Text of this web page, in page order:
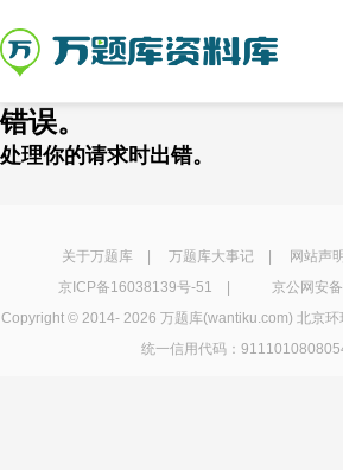
错误。
处理你的请求时出错。
关于万题库| 万题库大事记| 网站声明
京ICP备16038139号-51
京公网安
Copyright © 2014- 2026 万题库(wantiku.com) 北京
统一信用代码：